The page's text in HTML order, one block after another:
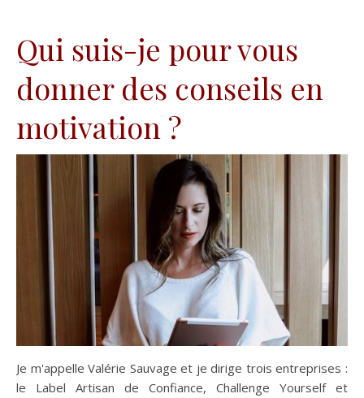
Qui suis-je pour vous
donner des conseils en
motivation ?
Je m'appelle Valérie Sauvage et je dirige trois entreprises :
le Label Artisan de Confiance, Challenge Yourself et